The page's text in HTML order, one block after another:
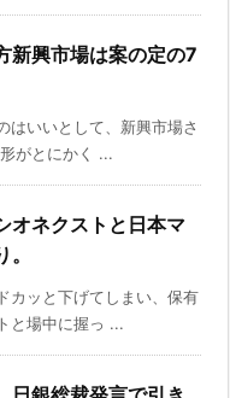
新興市場は案の定の7
はいいとして、新興市場さ
がとにかく ...
オネクストと日本マ
カッと下げてしまい、保有
と場中に握っ ...